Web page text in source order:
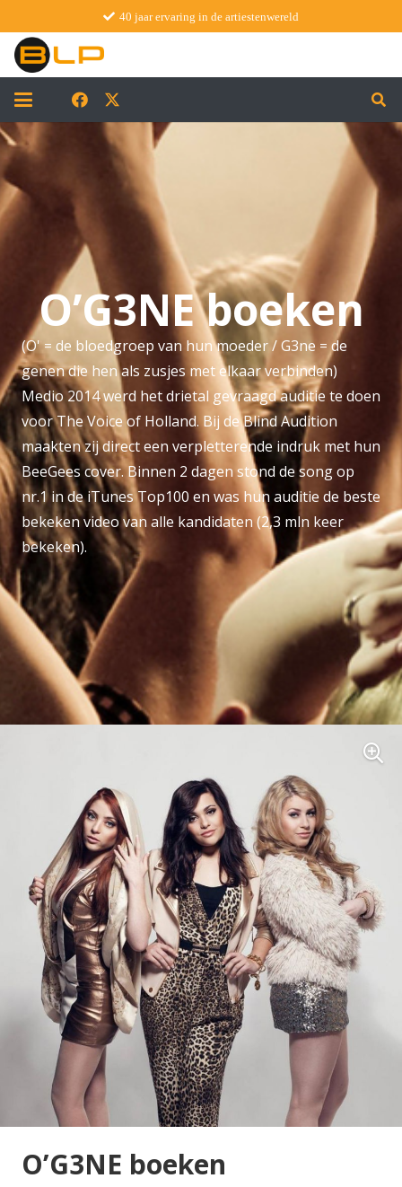
40 jaar ervaring in de artiestenwereld
O’G3NE boeken
(O' = de bloedgroep van hun moeder / G3ne = de
genen die hen als zusjes met elkaar verbinden)
Medio 2014 werd het drietal gevraagd auditie te doen
voor The Voice of Holland. Bij de Blind Audition
maakten zij direct een verpletterende indruk met hun
BeeGees cover. Binnen 2 dagen stond de song op
nr.1 in de iTunes Top100 en was hun auditie de beste
bekeken video van alle kandidaten (2,3 mln keer
bekeken).
O’G3NE boeken